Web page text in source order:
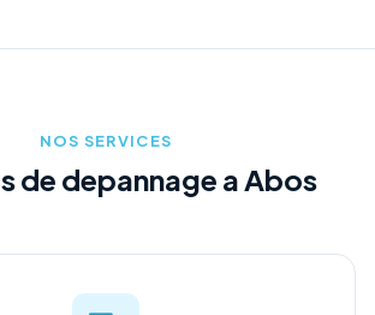
NOS SERVICES
de depannage a Abos